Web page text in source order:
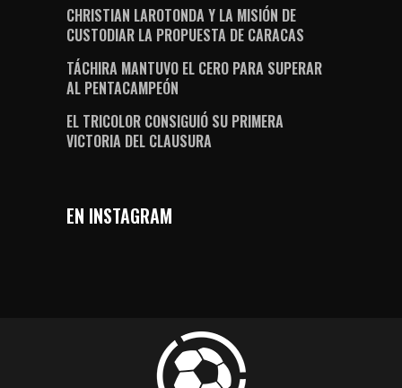
CHRISTIAN LAROTONDA Y LA MISIÓN DE
CUSTODIAR LA PROPUESTA DE CARACAS
TÁCHIRA MANTUVO EL CERO PARA SUPERAR
AL PENTACAMPEÓN
EL TRICOLOR CONSIGUIÓ SU PRIMERA
VICTORIA DEL CLAUSURA
EN INSTAGRAM